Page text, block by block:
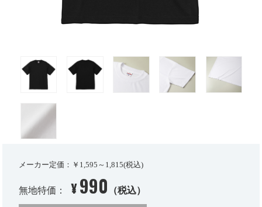
メーカー定価：￥1,595～1,815(税込)
無地特価： ¥990 （税込）